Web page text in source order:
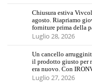
Chiusura estiva
agosto. Riapriamo
forniture prima della
Luglio 28, 2026
Un cancello
il prodotto giusto per
era nuovo. Con
Luglio 27, 2026